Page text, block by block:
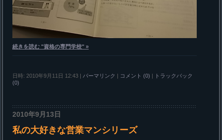
続きを読む "資格の専門学校" »
日時: 2010年9月11日 12:43 | パーマリンク | コメント (0) |
トラックバック
(0)
2010年9月13日
私の大好きな営業マンシリーズ